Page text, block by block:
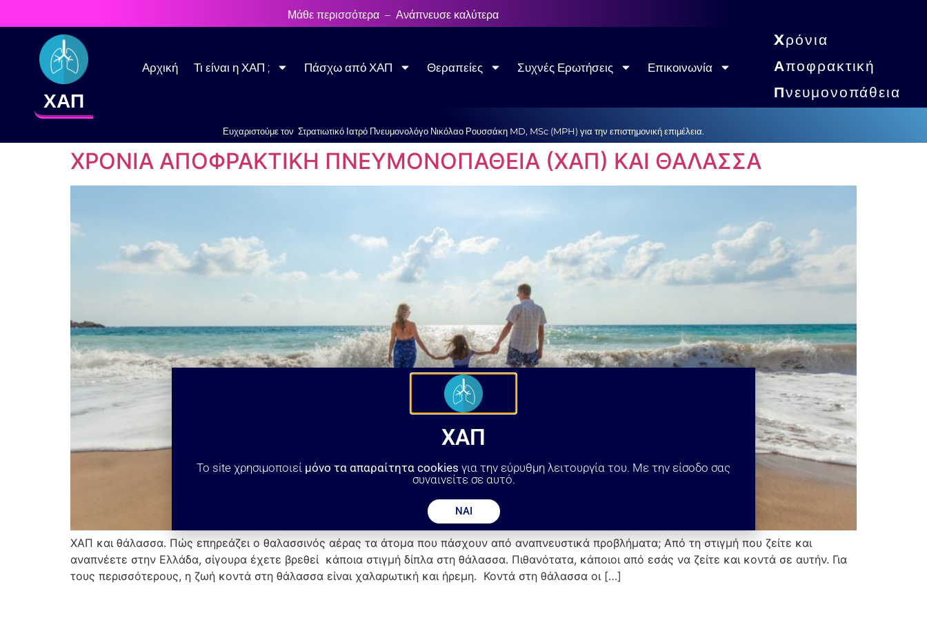
Μάθε περισσότερα – Ανάπνευσε καλύτερα
ΧΑΠ
Αρχική Τι είναι η ΧΑΠ ; Πάσχω από ΧΑΠ Θεραπείες Συχνές Ερωτήσεις Επικοινωνία
Xρόνια
Αποφρακτική
Πνευμονοπάθεια
Ευχαριστούμε τον Στρατιωτικό Ιατρό Πνευμονολόγο Νικόλαο Ρουσσάκη MD, MSc (MPH) για την επιστημονική επιμέλεια.
ΧΡΟΝΙΑ ΑΠΟΦΡΑΚΤΙΚΗ ΠΝΕΥΜΟΝΟΠΑΘΕΙΑ (ΧΑΠ) ΚΑΙ ΘΑΛΑΣΣΑ
ΧΑΠ και θάλασσα. Πώς επηρεάζει ο θαλασσινός αέρας τα άτομα που πάσχουν από αναπνευστικά προβλήματα; Από τη στιγμή που ζείτε και
αναπνέετε στην Ελλάδα, σίγουρα έχετε βρεθεί κάποια στιγμή δίπλα στη θάλασσα. Πιθανότατα, κάποιοι από εσάς να ζείτε και κοντά σε αυτήν. Για
τους περισσότερους, η ζωή κοντά στη θάλασσα είναι χαλαρωτική και ήρεμη. Κοντά στη θάλασσα οι […]
ΧΑΠ
Το site χρησιμοποιεί μόνο τα απαραίτητα cookies για την εύρυθμη λειτουργία του. Με την είσοδο σας
συναινείτε σε αυτό.
ΝΑΙ